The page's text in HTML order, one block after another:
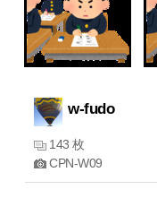
w-fudo
143 枚
CPN-W09